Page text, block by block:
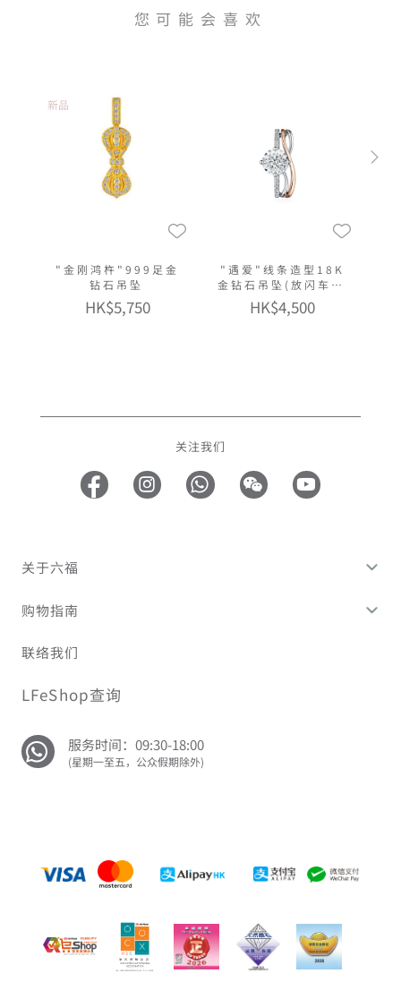
您可能会喜欢
新品
"金刚鸿杵"999足金
钻石吊坠
HK$5,750
"遇爱"线条造型18K
金钻石吊坠(放闪车花
工艺)
HK$4,500
关注我们
关于六福
购物指南
联络我们
LFeShop查询
服务时间：09:30-18:00
(星期一至五，公众假期除外)